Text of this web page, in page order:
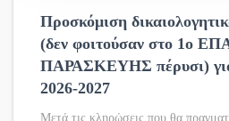
Προσκόμιση
(δεν φοιτούσαν στο 1ο
ΠΑΡΑΣΚΕΥΗΣ πέρυσι) για
2026-2027
Μετά τις κληρώσεις που θα